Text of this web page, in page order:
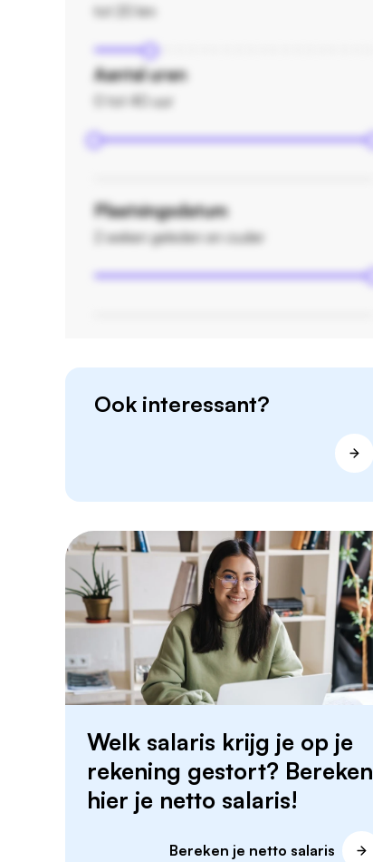
tot 20 km
Aantal uren
0 tot 40 uur
Plaatsingsdatum
2 weken geleden en ouder
Ook interessant?
Welk salaris krijg je op je
rekening gestort? Bereken
hier je netto salaris!
Bereken je netto salaris